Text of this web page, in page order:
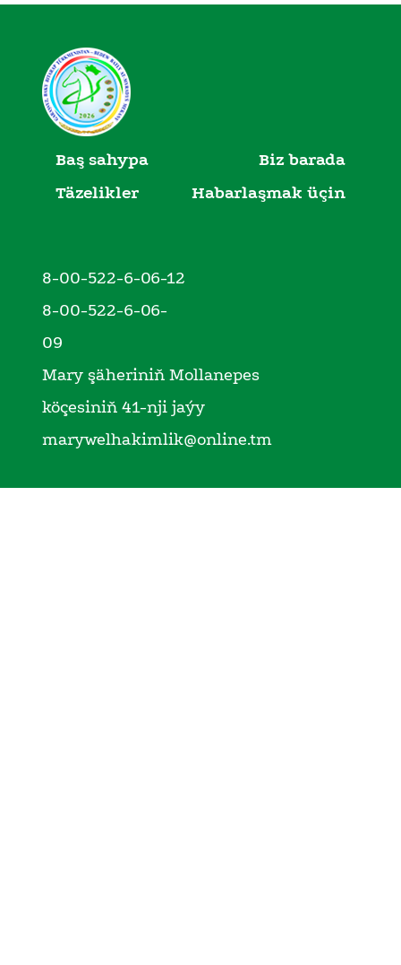
Baş sahypa
Biz barada
Täzelikler
Habarlaşmak üçin
8-00-522-6-06-12
8-00-522-6-06-
09
Mary şäheriniň Mollanepes
köçesiniň 41-nji jaýy
marywelhakimlik@online.tm